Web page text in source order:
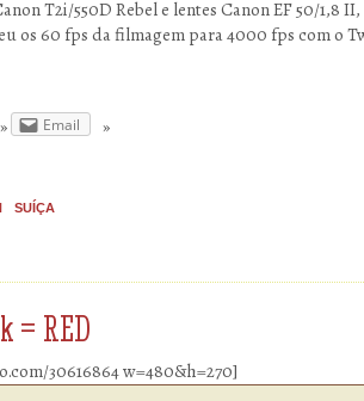
T2i/550D Rebel e lentes Canon EF 50/1,8
os 60 fps da filmagem para 4000 fps com o
Email
SUÍÇA
= RED
30616864 w=480&h=270]